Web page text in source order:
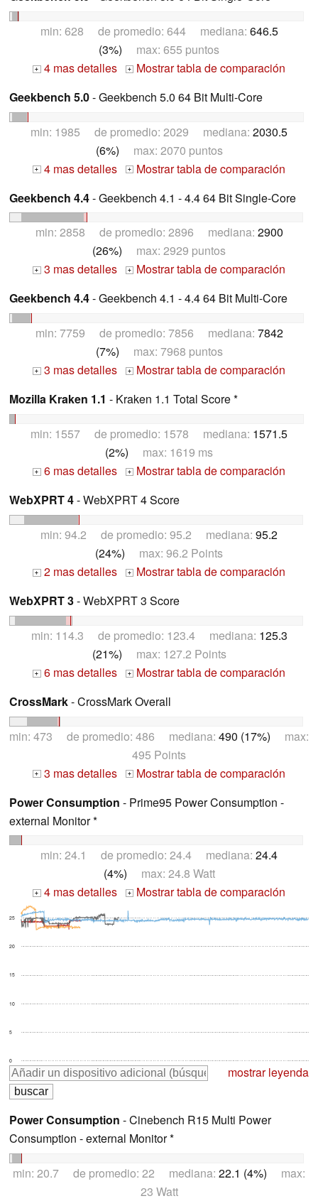
min: 628 de promedio: 644 mediana: 646.5
(3%) max: 655 puntos
+ 4 mas detalles +
Mostrar tabla de comparación
Geekbench 5.0- Geekbench 5.0 64 Bit Multi-Core
min: 1985 de promedio: 2029 mediana: 2030.5
(6%) max: 2070 puntos
+ 4 mas detalles +
Mostrar tabla de comparación
Geekbench 4.4- Geekbench 4.1 - 4.4 64 Bit Single-Core
min: 2858 de promedio: 2896 mediana: 2900
(26%) max: 2929 puntos
+ 3 mas detalles +
Mostrar tabla de comparación
Geekbench 4.4- Geekbench 4.1 - 4.4 64 Bit Multi-Core
min: 7759 de promedio: 7856 mediana: 7842
(7%) max: 7968 puntos
+ 3 mas detalles +
Mostrar tabla de comparación
Mozilla Kraken 1.1 - Kraken 1.1 Total Score *
min: 1557 de promedio: 1578 mediana: 1571.5
(2%) max: 1619 ms
+ 6 mas detalles +
Mostrar tabla de comparación
WebXPRT 4- WebXPRT 4 Score
min: 94.2 de promedio: 95.2 mediana: 95.2
(24%) max: 96.2 Points
+ 2 mas detalles +
Mostrar tabla de comparación
WebXPRT 3- WebXPRT 3 Score
min: 114.3 de promedio: 123.4 mediana: 125.3
(21%) max: 127.2 Points
+ 6 mas detalles +
Mostrar tabla de comparación
CrossMark- CrossMark Overall
min: 473 de promedio: 486 mediana: 490 (17%) max:
495 Points
+ 3 mas detalles +
Mostrar tabla de comparación
Power Consumption - Prime95 Power Consumption -
external Monitor *
min: 24.1 de promedio: 24.4 mediana: 24.4
(4%) max: 24.8 Watt
+ 4 mas detalles + Mostrar tabla de comparación
0
5
10
15
20
25
mostrar leyenda
Power Consumption - Cinebench R15 Multi Power
Consumption - external Monitor *
min: 20.7 de promedio: 22 mediana: 22.1 (4%) max:
23 Watt